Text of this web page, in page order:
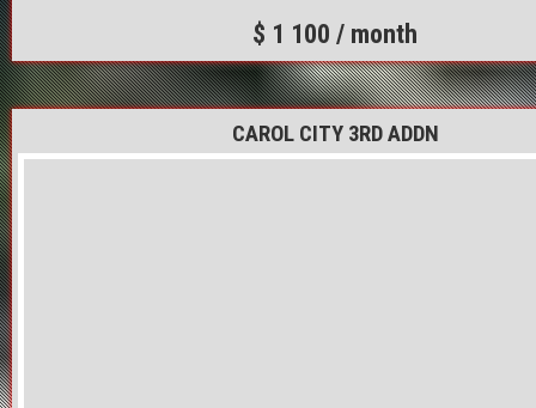
$ 1 100 / month
CAROL CITY 3RD ADDN